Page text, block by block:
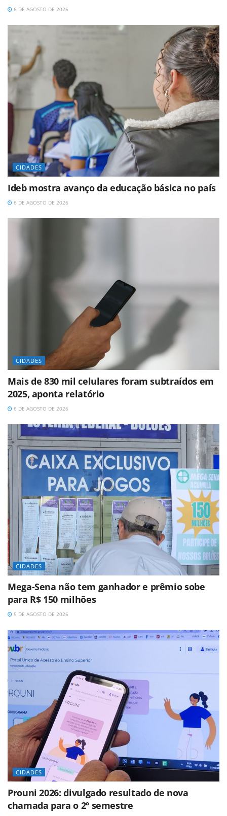
6 DE AGOSTO DE 2026
CIDADES
Ideb mostra avanço da educação básica no país
6 DE AGOSTO DE 2026
CIDADES
Mais de 830 mil celulares foram subtraídos em
2025, aponta relatório
6 DE AGOSTO DE 2026
CIDADES
Mega-Sena não tem ganhador e prêmio sobe
para R$ 150 milhões
5 DE AGOSTO DE 2026
CIDADES
Prouni 2026: divulgado resultado de nova
chamada para o 2º semestre